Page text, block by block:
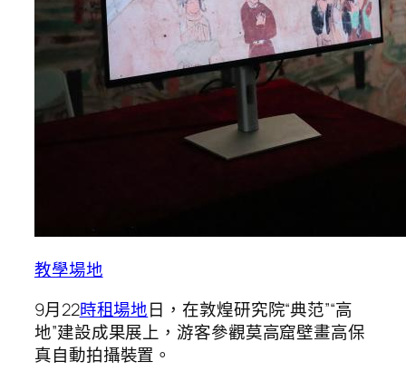
教學場地
9月22時租場地日，在敦煌研究院“典范”“高
地”建設成果展上，游客參觀莫高窟壁畫高保
真自動拍攝裝置。